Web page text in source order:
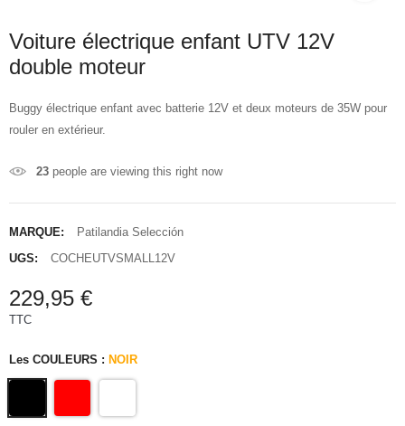
Voiture électrique enfant UTV 12V
double moteur
Buggy électrique enfant avec batterie 12V et deux moteurs de 35W pour
rouler en extérieur.
23 people are viewing this right now
MARQUE:
Patilandia Selección
UGS:
COCHEUTVSMALL12V
229,95 €
TTC
Les COULEURS : NOIR